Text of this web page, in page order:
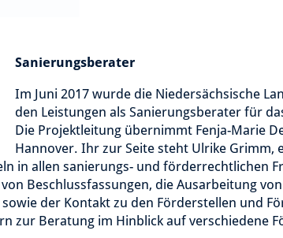
Sanierungsberater
Im Juni 2017 wurde die Niedersächsische
den Leistungen als Sanierungsberater für
Die Projektleitung übernimmt Fenja-Marie
Hannover. Ihr zur Seite steht Ulrike Grimm,
in allen sanierungs- und förderrechtlichen
Beschlussfassungen, die Ausarbeitung
der Kontakt zu den Förderstellen und
zur Beratung im Hinblick auf verschiedene